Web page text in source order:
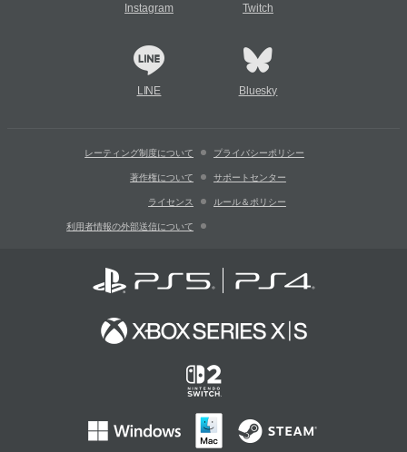
Instagram Twitch
LINE Bluesky
レーティング制度について プライバシーポリシー
著作権について サポートセンター
ライセンス ルール＆ポリシー
利用者情報の外部送信について